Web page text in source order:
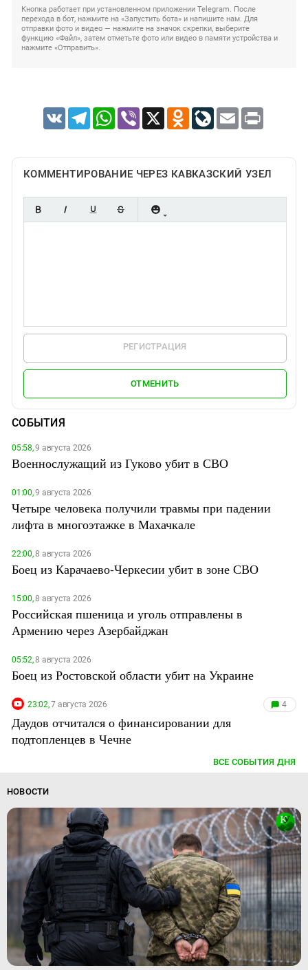
Кнопка работает при установленном приложении Telegram. После
перехода в бот, нажмите на «Запустить бота» и напишите нам. Для
отправки фото и видео — нажмите на значок скрепки, выберите
функцию «Файл», затем отметьте фото или видео в памяти устройства и
нажмите «Отправить».
VK TelegramWhatsApp
Viber X Odnoklassniki
LiveJournal
Email Print
КОММЕНТИРОВАНИЕ ЧЕРЕЗ КАВКАЗСКИЙ УЗЕЛ
РЕГИСТРАЦИЯ
ОТМЕНИТЬ
СОБЫТИЯ
05:58,9 августа 2026
Военнослужащий из Гуково убит в СВО
01:00,9 августа 2026
Четыре человека получили травмы при падении
лифта в многоэтажке в Махачкале
22:00,8 августа 2026
Боец из Карачаево-Черкесии убит в зоне СВО
15:00,8 августа 2026
Российская пшеница и уголь отправлены в
Армению через Азербайджан
05:52,8 августа 2026
Боец из Ростовской области убит на Украине
23:02,7 августа 2026 4
Даудов отчитался о финансировании для
подтопленцев в Чечне
ВСЕ СОБЫТИЯ ДНЯ
НОВОСТИ